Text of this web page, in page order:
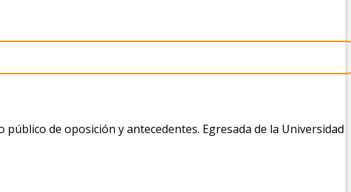
de oposición y antecedentes. Egresada de la Universidad